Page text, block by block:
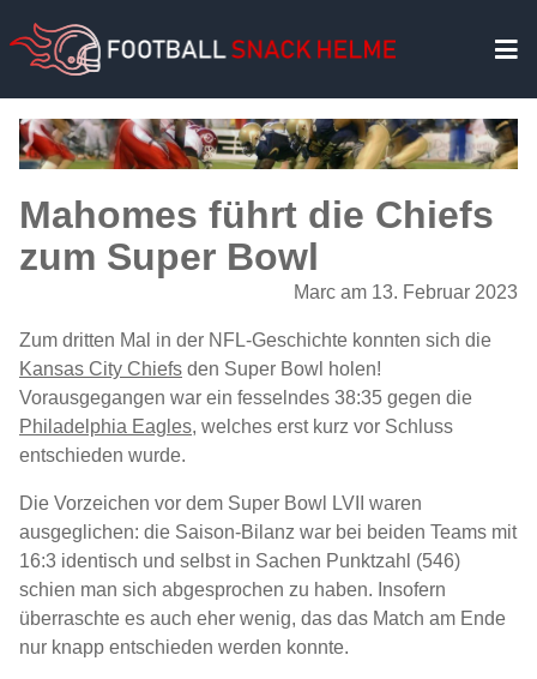
Mahomes führt die Chiefs
zum Super Bowl
Marc am 13. Februar 2023
Zum dritten Mal in der NFL-Geschichte konnten sich die
Kansas City Chiefs den Super Bowl holen!
Vorausgegangen war ein fesselndes 38:35 gegen die
Philadelphia Eagles, welches erst kurz vor Schluss
entschieden wurde.
Die Vorzeichen vor dem Super Bowl LVII waren
ausgeglichen: die Saison-Bilanz war bei beiden Teams mit
16:3 identisch und selbst in Sachen Punktzahl (546)
schien man sich abgesprochen zu haben. Insofern
überraschte es auch eher wenig, das das Match am Ende
nur knapp entschieden werden konnte.